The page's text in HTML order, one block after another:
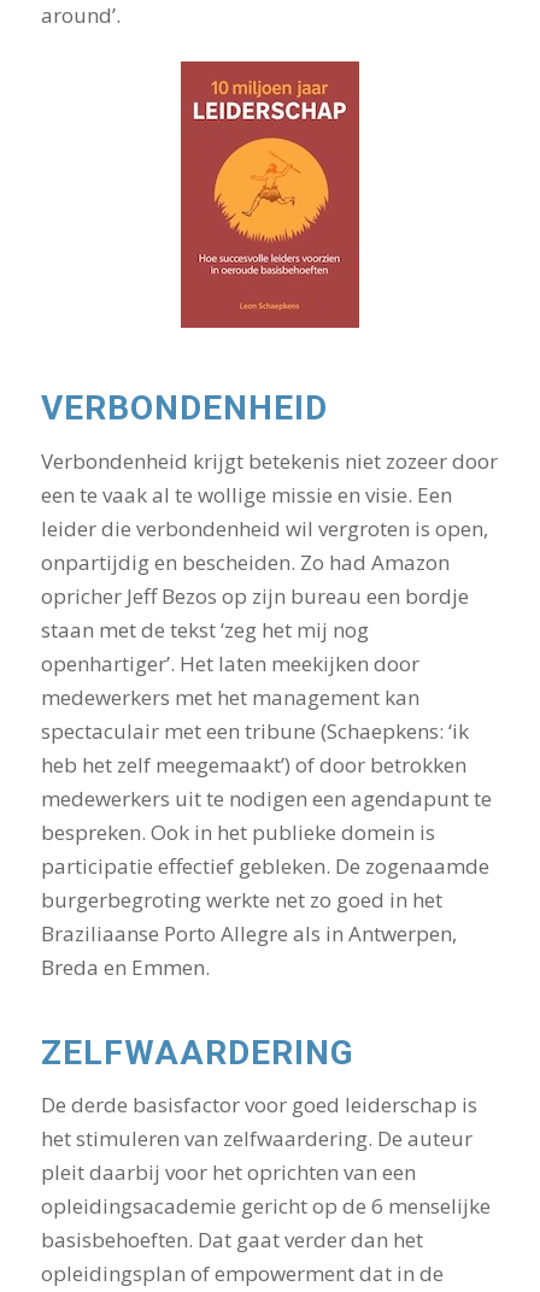
around’.
VERBONDENHEID
Verbondenheid krijgt betekenis niet zozeer door
een te vaak al te wollige missie en visie. Een
leider die verbondenheid wil vergroten is open,
onpartijdig en bescheiden. Zo had Amazon
opricher Jeff Bezos op zijn bureau een bordje
staan met de tekst ‘zeg het mij nog
openhartiger’. Het laten meekijken door
medewerkers met het management kan
spectaculair met een tribune (Schaepkens: ‘ik
heb het zelf meegemaakt’) of door betrokken
medewerkers uit te nodigen een agendapunt te
bespreken. Ook in het publieke domein is
participatie effectief gebleken. De zogenaamde
burgerbegroting werkte net zo goed in het
Braziliaanse Porto Allegre als in Antwerpen,
Breda en Emmen.
ZELFWAARDERING
De derde basisfactor voor goed leiderschap is
het stimuleren van zelfwaardering. De auteur
pleit daarbij voor het oprichten van een
opleidingsacademie gericht op de 6 menselijke
basisbehoeften. Dat gaat verder dan het
opleidingsplan of empowerment dat in de